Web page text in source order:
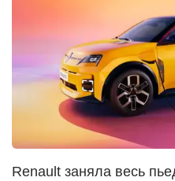
Renault заняла весь